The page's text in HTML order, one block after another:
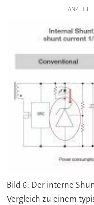
ANZEIGE
Bild 6: Der interne
Vergleich zu einem